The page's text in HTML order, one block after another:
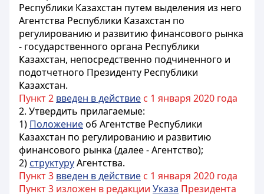
Республики Казахстан путем выделения из него
Агентства Республики Казахстан по
регулированию и развитию финансового рынка
- государственного органа Республики
Казахстан, непосредственно подчиненного и
подотчетного Президенту Республики
Казахстан.
Пункт 2 введен в действие с 1 января 2020 года
2. Утвердить прилагаемые:
1) Положениеоб Агентстве Республики
Казахстан по регулированию и развитию
финансового рынка (далее - Агентство);
2) структуруАгентства.
Пункт 3 введен в действие с 1 января 2020 года
Пункт 3 изложен в редакции Указа Президента